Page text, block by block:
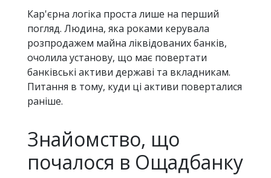
Кар'єрна логіка проста лише на перший
погляд. Людина, яка роками керувала
розпродажем майна ліквідованих банків,
очолила установу, що має повертати
банківські активи державі та вкладникам.
Питання в тому, куди ці активи поверталися
раніше.
Знайомство, що
почалося в Ощадбанку